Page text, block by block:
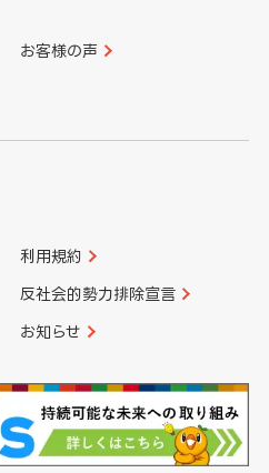
愛媛県
宮崎県
お客様の声
利用規約
反社会的勢力排除宣言
お知らせ